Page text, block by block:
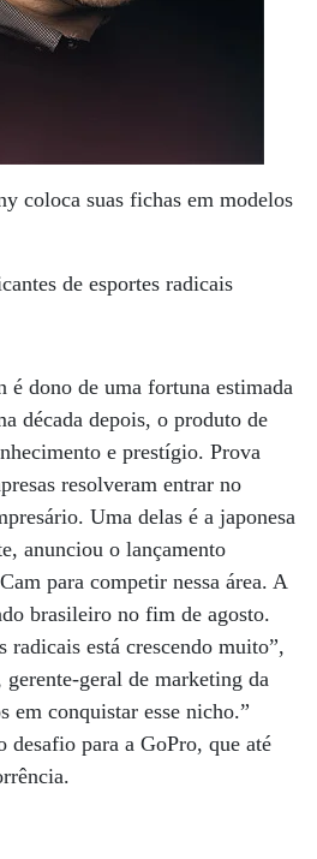
coloca suas fichas em modelos
de esportes radicais
é dono de uma fortuna estimada
década depois, o produto de
e prestígio. Prova
resolveram entrar no
Uma delas é a japonesa
anunciou o lançamento
para competir nessa área. A
brasileiro no fim de agosto.
radicais está crescendo muito”,
geral de marketing da
em conquistar esse nicho.”
desafio para a GoPro, que até